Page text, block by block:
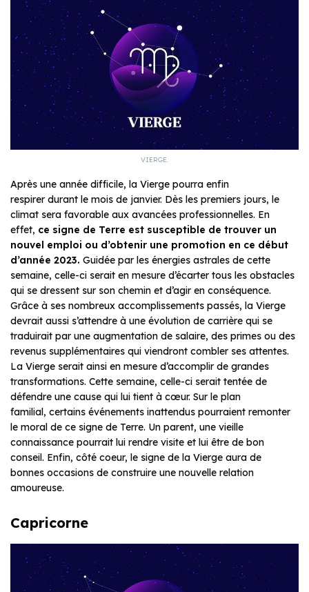
VIERGE.
Après une année difficile, la Vierge pourra enfin
respirer durant le mois de janvier. Dès les premiers jours, le
climat sera favorable aux avancées professionnelles. En
effet, ce signe de Terre est susceptible de trouver un
nouvel emploi ou d’obtenir une promotion en ce début
d’année 2023. Guidée par les énergies astrales de cette
semaine, celle-ci serait en mesure d’écarter tous les obstacles
qui se dressent sur son chemin et d’agir en conséquence.
Grâce à ses nombreux accomplissements passés, la Vierge
devrait aussi s’attendre à une évolution de carrière qui se
traduirait par une augmentation de salaire, des primes ou des
revenus supplémentaires qui viendront combler ses attentes.
La Vierge serait ainsi en mesure d’accomplir de grandes
transformations. Cette semaine, celle-ci serait tentée de
défendre une cause qui lui tient à cœur. Sur le plan
familial, certains événements inattendus pourraient remonter
le moral de ce signe de Terre. Un parent, une vieille
connaissance pourrait lui rendre visite et lui être de bon
conseil. Enfin, côté coeur, le signe de la Vierge aura de
bonnes occasions de construire une nouvelle relation
amoureuse.
Capricorne